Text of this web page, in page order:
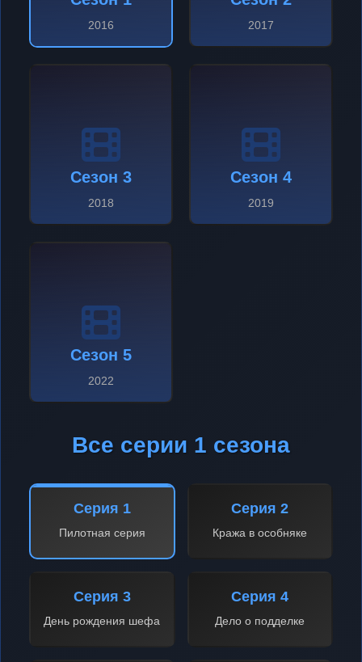
2016 2017
Сезон 3
2018
Сезон 4
2019
Сезон 5
2022
Все серии 1 сезона
Серия 1
Пилотная серия
Серия 2
Кража в особняке
Серия 3
День рождения шефа
Серия 4
Дело о подделке